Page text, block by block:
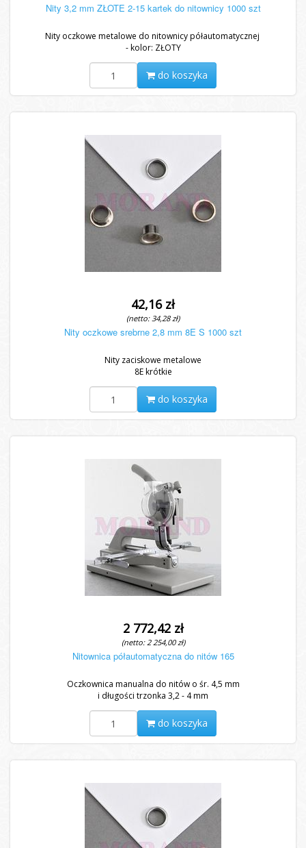
Nity 3,2 mm ZŁOTE 2-15 kartek do nitownicy 1000 szt
Nity oczkowe metalowe do nitownicy półautomatycznej
- kolor: ZŁOTY
-... do koszyka
42,16 zł
(netto: 34,28 zł)
Nity oczkowe srebrne 2,8 mm 8E S 1000 szt
Nity zaciskowe metalowe
8E krótkie
do koszyka
2 772,42 zł
(netto: 2 254,00 zł)
Nitownica półautomatyczna do nitów 165
Oczkownica manualna do nitów o śr. 4,5 mm
i długości trzonka 3,2 - 4 mm
do koszyka